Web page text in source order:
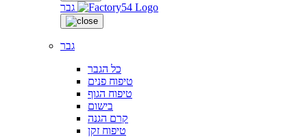
גבר
גבר
כל הגבר
טיפוח פנים
טיפוח הגוף
בישום
קרם הגנה
טיפוח זקן